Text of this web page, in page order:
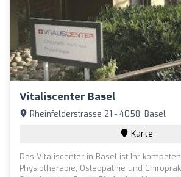
Vitaliscenter Basel
Rheinfelderstrasse 21 - 4058, Basel
Karte
Das Vitaliscenter in Basel ist Ihr
Physiotherapie, Osteopathie und